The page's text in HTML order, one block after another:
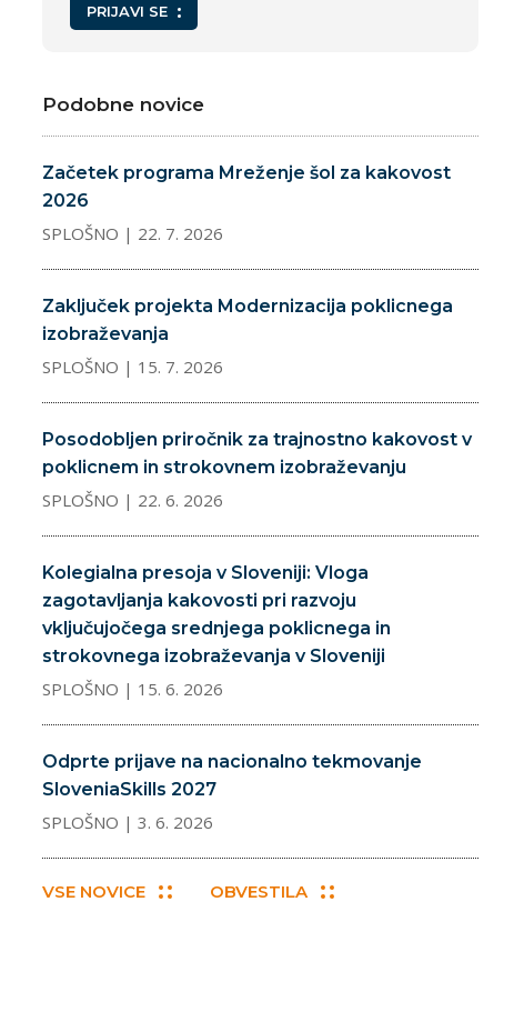
PRIJAVI SE
Podobne novice
Začetek programa Mreženje šol za kakovost
2026
SPLOŠNO | 22. 7. 2026
Zaključek projekta Modernizacija poklicnega
izobraževanja
SPLOŠNO | 15. 7. 2026
Posodobljen priročnik za trajnostno kakovost v
poklicnem in strokovnem izobraževanju
SPLOŠNO | 22. 6. 2026
Kolegialna presoja v Sloveniji: Vloga
zagotavljanja kakovosti pri razvoju
vključujočega srednjega poklicnega in
strokovnega izobraževanja v Sloveniji
SPLOŠNO | 15. 6. 2026
Odprte prijave na nacionalno tekmovanje
SloveniaSkills 2027
SPLOŠNO | 3. 6. 2026
VSE NOVICE OBVESTILA